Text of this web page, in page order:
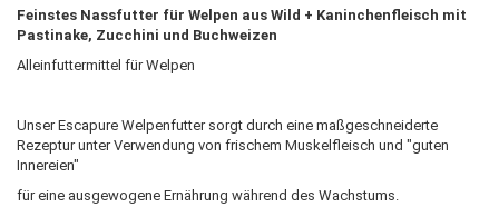
Feinstes Nassfutter für Welpen aus Wild + Kaninchenfleisch mit
Pastinake, Zucchini und Buchweizen
Alleinfuttermittel für Welpen
Unser Escapure Welpenfutter sorgt durch eine maßgeschneiderte
Rezeptur unter Verwendung von frischem Muskelfleisch und "guten
Innereien"
für eine ausgewogene Ernährung während des Wachstums.